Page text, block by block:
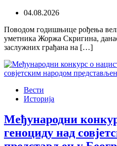
04.08.2026
Поводом годишњице рођења
уметника Жоржа Скригина,
заслужних грађана на […]
Вести
Историја
Међународни
геноциду над